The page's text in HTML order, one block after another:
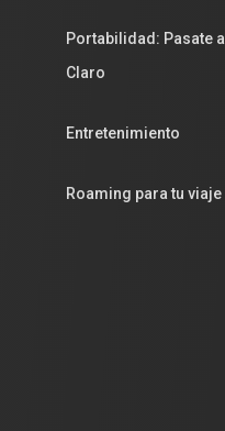
Portabilidad: Pasate a
Claro
Entretenimiento
Roaming para tu viaje